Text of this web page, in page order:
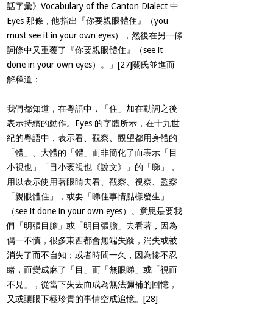
話字彙》Vocabulary of the Canton Dialect 中
Eyes 那條，他指出『你要親眼體住』（you
must see it in your own eyes），然後在另一條
詞條中又重覆了『你要親眼體住』（see it
done in your own eyes）。」[27]關氏並進而
解釋道：
我們都知道，在粵語中，「住」加在動詞之後
表示持續的動作。Eyes 的字體所示，在十九世
紀的粵語中，表示看、觀察、觀望都用身體的
「體」、大體的「體」而非簡化了而表示「目
小視也」「目小袤視也《說文》」的「睇」，
用以表示使用著眼睛去看、觀察、視察、監察
「親眼體住」，或要「睇住事情點樣發生」
（see it done in your own eyes）。意思是要我
們「明張目膽」或「明目張膽」去看著，因為
偶一不慎，很多東西都會無端失蹤，消失或被
消失了而不自知；或者時間一久，因為慘不忍
睹，而變成麻了「目」而「無眼睇」或「視而
不見」，從當下失去而成為無法彌補的回憶，
又或讓眼下極珍貴的事情空成追憶。[28]